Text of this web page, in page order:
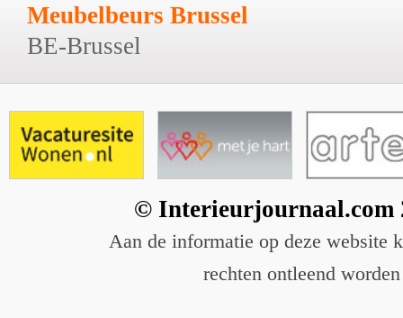
Meubelbeurs Brussel
BE-Brussel
© Interieurjournaal.com
Aan de informatie op deze website
rechten ontleend worden